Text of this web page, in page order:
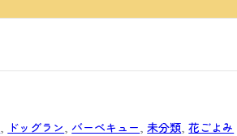
ドッグラン バーベキュー 未分類 , 花ごよみ